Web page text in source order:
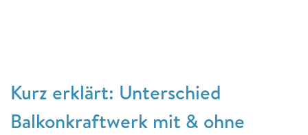
Kurz erklärt: Unterschied
Balkonkraftwerk mit & ohne